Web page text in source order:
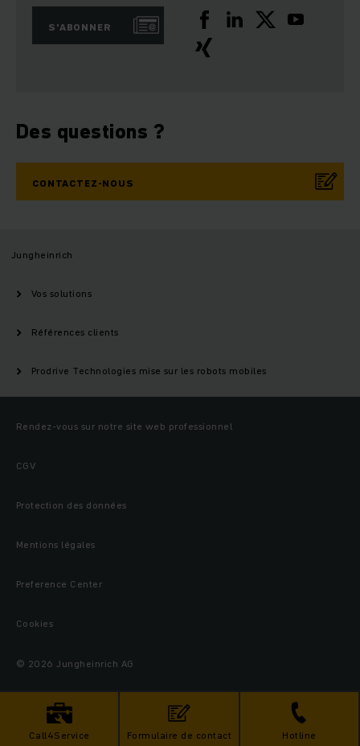
Call4Service Formulaire de contact Hotline
S'ABONNER
Des questions ?
CONTACTEZ-NOUS
Jungheinrich
Vos solutions
Références clients
Prodrive Technologies mise sur les robots mobiles
Rendez-vous sur notre site web professionnel
CGV
Protection des données
Mentions légales
Preference Center
Cookies
© 2026 Jungheinrich AG